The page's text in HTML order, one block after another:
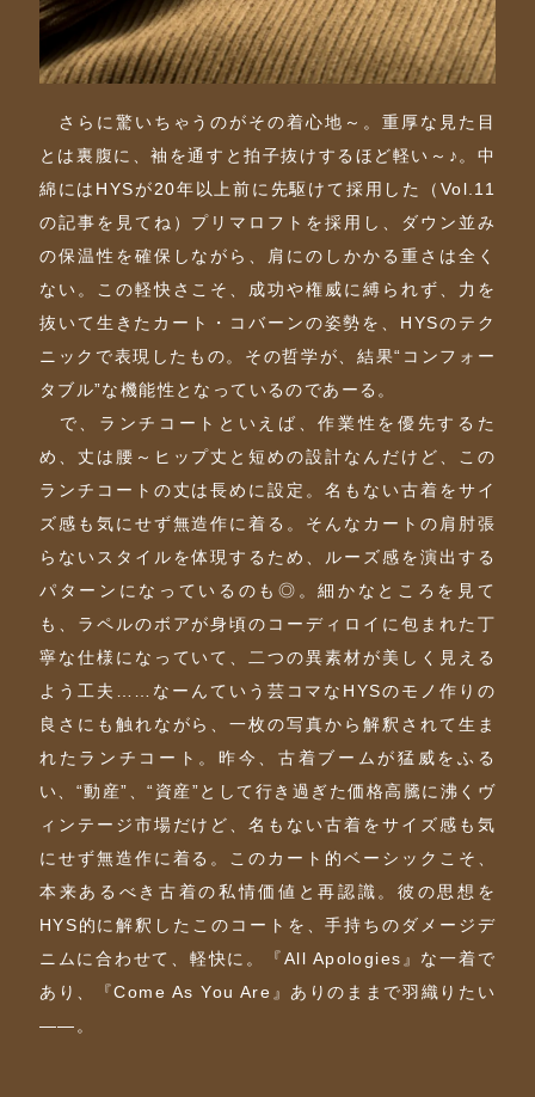
さらに驚いちゃうのがその着心地～。重厚な見た目
とは裏腹に、袖を通すと拍子抜けするほど軽い～♪。中
綿にはHYSが20年以上前に先駆けて採用した（Vol.11
の記事を見てね）プリマロフトを採用し、ダウン並み
の保温性を確保しながら、肩にのしかかる重さは全く
ない。この軽快さこそ、成功や権威に縛られず、力を
抜いて生きたカート・コバーンの姿勢を、HYSのテク
ニックで表現したもの。その哲学が、結果“コンフォー
タブル”な機能性となっているのであーる。
で、ランチコートといえば、作業性を優先するた
め、丈は腰～ヒップ丈と短めの設計なんだけど、この
ランチコートの丈は長めに設定。名もない古着をサイ
ズ感も気にせず無造作に着る。そんなカートの肩肘張
らないスタイルを体現するため、ルーズ感を演出する
パターンになっているのも◎。細かなところを見て
も、ラペルのボアが身頃のコーディロイに包まれた丁
寧な仕様になっていて、二つの異素材が美しく見える
よう工夫……なーんていう芸コマなHYSのモノ作りの
良さにも触れながら、一枚の写真から解釈されて生ま
れたランチコート。昨今、古着ブームが猛威をふる
い、“動産”、“資産”として行き過ぎた価格高騰に沸くヴ
ィンテージ市場だけど、名もない古着をサイズ感も気
にせず無造作に着る。このカート的ベーシックこそ、
本来あるべき古着の私情価値と再認識。彼の思想を
HYS的に解釈したこのコートを、手持ちのダメージデ
ニムに合わせて、軽快に。『All Apologies』な一着で
あり、『Come As You Are』ありのままで羽織りたい
――。